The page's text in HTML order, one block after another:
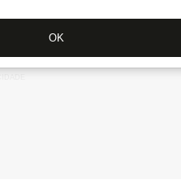
OK